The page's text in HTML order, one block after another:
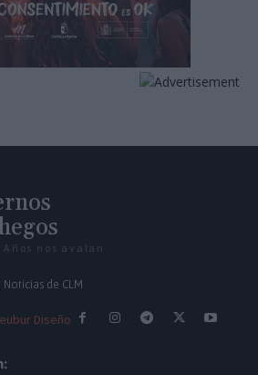
Años nos avalan
de CLM
Diseño